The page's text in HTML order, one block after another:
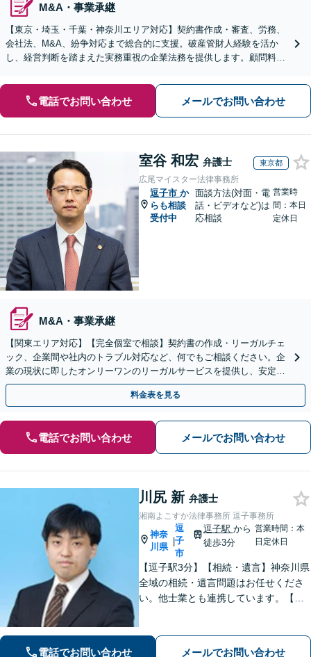
M&A・事業承継
【東京・埼玉・千葉・神奈川エリア対応】契約書作成・審査、労務、
会社法、M&A、紛争対応まで総合的に支援。破産管財人経験を活か
し、経営判断を踏まえた実務重視の企業法務を提供します。顧問料も
電話でお問い合わせ メールでお問い合わせ
室谷 和宏 弁護士 東京都
広尾マイスター法律事務所
逗子市 か
らも相談
受付中
面談方法(対面・電
話・ビデオなど)は
応相談
営業時
間：本日
定休日
M&A・事業承継
【関東エリア対応】【完全個室で相談】契約書の作成・リーガルチェ
ック、企業間や社内のトラブル対応など、何でもご相談ください。企
業の現状に即したオンリーワンのリーガルサービスを提供し、安定し
た経営をサポートいたします。【電話・WEB面談可】
料金表を見る
電話でお問い合わせ メールでお問い合わせ
川尻 新 弁護士
湘南よこすか法律事務所 逗子事務所
神奈
川県
|
逗
子
市
逗子駅 から
徒歩3分
営業時間：本
日定休日
【逗子駅3分】【相続・遺言】神奈川県
全域の相続・遺言問題はお任せくださ
い。他士業とも連携しています。【離
【初回面談無料】【夜間・休日は予約
電話でお問い合わせ メールでお問い合わせ